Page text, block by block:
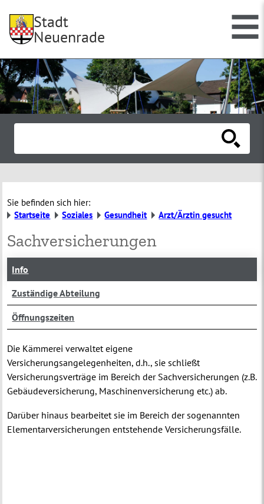
Stadt
Neuenrade
Sie befinden sich hier:
Startseite
Soziales Gesundheit Arzt/Ärztin gesucht
Sachversicherungen
Info
Zuständige Abteilung
Öffnungszeiten
Die Kämmerei verwaltet eigene
Versicherungsangelegenheiten, d.h., sie schließt
Versicherungsverträge im Bereich der Sachversicherungen (z.B.
Gebäudeversicherung, Maschinenversicherung etc.) ab.
Darüber hinaus bearbeitet sie im Bereich der sogenannten
Elementarversicherungen entstehende Versicherungsfälle.